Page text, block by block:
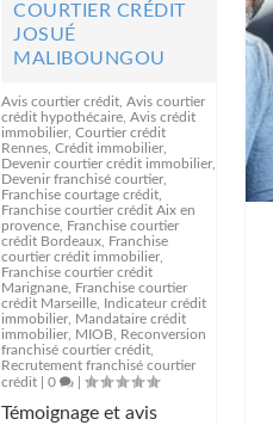
COURTIER CRÉDIT
JOSUÉ
MALIBOUNGOU
Avis courtier crédit ,Avis courtier
crédit hypothécaire ,Avis crédit
immobilier ,Courtier crédit
Rennes ,Crédit immobilier
Devenir courtier crédit immobilier
Devenir franchisé courtier
Franchise courtage crédit
Franchise courtier crédit Aix en
provence Franchise courtier
crédit Bordeaux Franchise
courtier crédit immobilier
Franchise courtier crédit
Marignane Franchise courtier
crédit Marseille Indicateur crédit
immobilier Mandataire crédit
immobilier MIOB
Reconversion
franchisé courtier crédit
Recrutement franchisé courtier
crédit |0 |
Témoignage et avis